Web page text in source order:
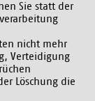
Sie statt der
nicht mehr
Verteidigung
Löschung die